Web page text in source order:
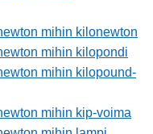
mihin kilonewton
mihin kilopondi
mihin kilopound-
mihin kip-voima